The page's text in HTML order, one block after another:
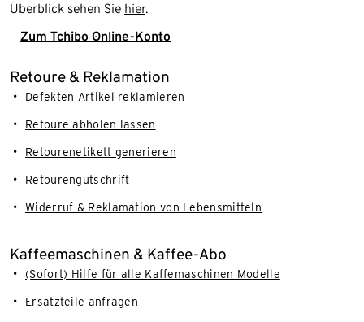
Überblick sehen Sie hier.
Zum Tchibo Online-Konto
Retoure & Reklamation
Defekten Artikel reklamieren
Retoure abholen lassen
Retourenetikett generieren
Retourengutschrift
Widerruf & Reklamation von Lebensmitteln
Kaffeemaschinen & Kaffee-Abo
(Sofort) Hilfe für alle Kaffemaschinen Modelle
Ersatzteile anfragen